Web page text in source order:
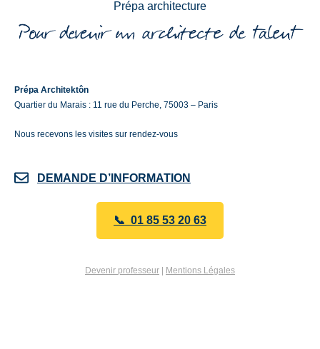
Prépa architecture
Prépa Architektôn
Quartier du Marais : 11 rue du Perche, 75003 – Paris
Nous recevons les visites sur rendez-vous
DEMANDE D’INFORMATION
📞 01 85 53 20 63
Devenir professeur Mentions Légales